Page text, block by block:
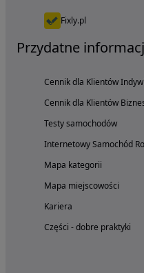
Fixly.pl
Przydatne
Cennik dla Klientów
Cennik dla Klientów
Testy samochodów
Internetowy Samochód
Mapa kategorii
Mapa miejscowości
Kariera
Części - dobre praktyki